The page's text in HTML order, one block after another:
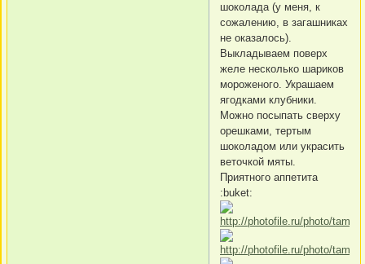
шоколада (у меня, к
сожалению, в загашниках
не оказалось).
Выкладываем поверх
желе несколько шариков
мороженого. Украшаем
ягодками клубники.
Можно посыпать сверху
орешками, тертым
шоколадом или украсить
веточкой мяты.
Приятного аппетита
:buket: